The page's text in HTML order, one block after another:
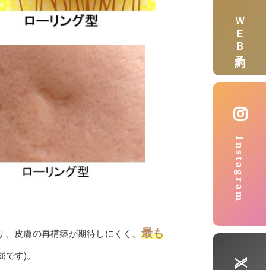
ＷＥＢ予約
Instagram
皮膚の再構築が期待しにくく、 最も
す)。